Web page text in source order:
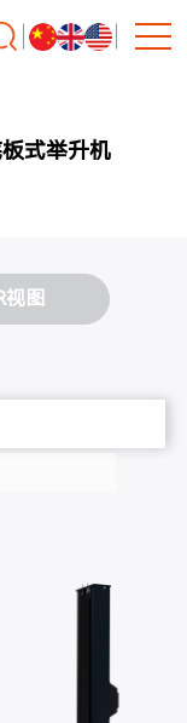
式举升机
视图